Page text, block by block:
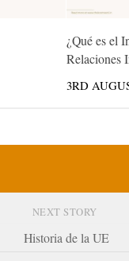
¿Qué es el
Relaciones
3RD
NEXT STORY
Historia de la UE